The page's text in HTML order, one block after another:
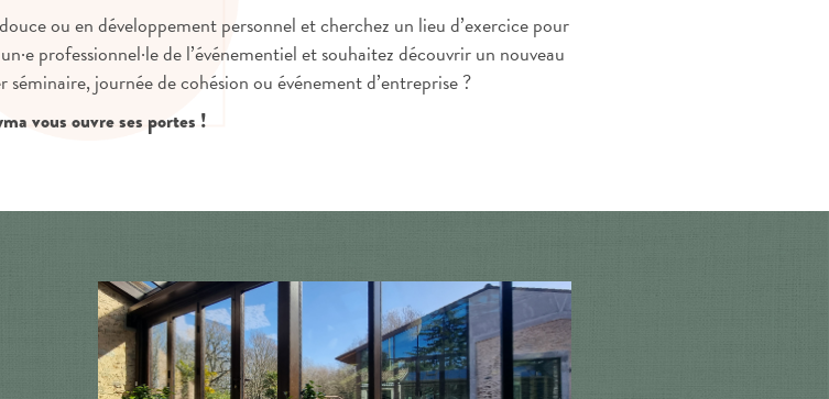
ou en développement personnel et cherchez un lieu d’exercice pour
professionnel·le de l’événementiel et souhaitez découvrir un nouveau
journée de cohésion ou événement d’entreprise ?
vous ouvre ses portes !